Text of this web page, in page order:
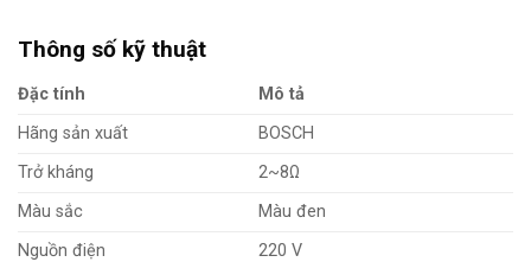
Thông số kỹ thuật
Đặc tính
Mô tả
Hãng sản xuất
BOSCH
Trở kháng
2~8Ω
Màu sắc
Màu đen
Nguồn điện
220 V